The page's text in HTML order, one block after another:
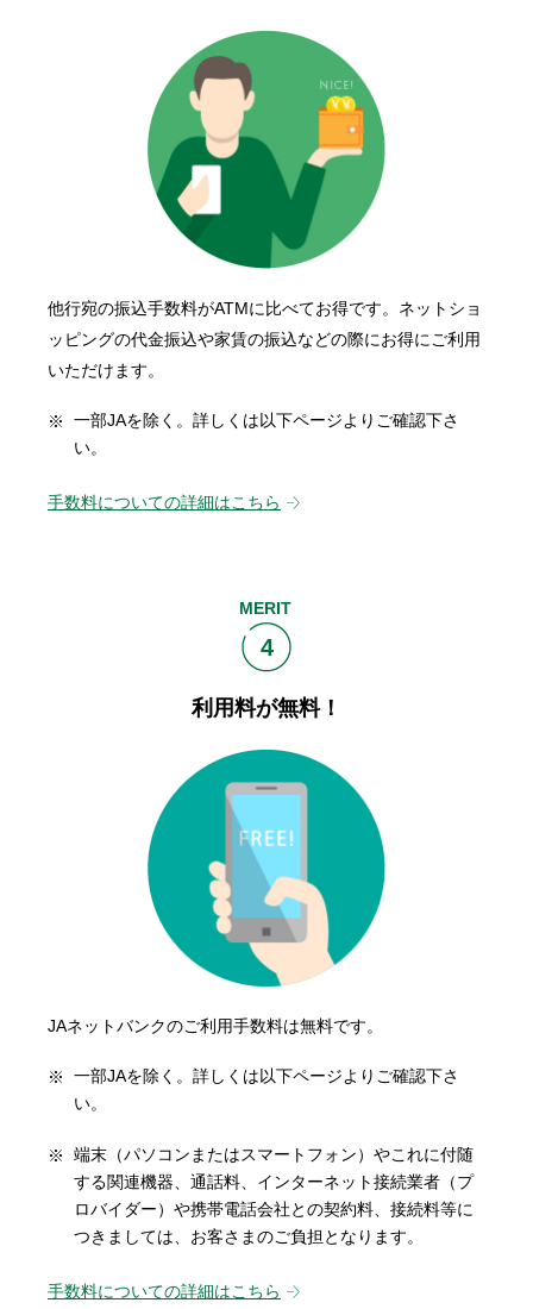
他行宛の振込手数料がATMに比べてお得です。ネットショ
ッピングの代金振込や家賃の振込などの際にお得にご利用
いただけます。
一部JAを除く。詳しくは以下ページよりご確認下さ
い。
手数料についての詳細はこちら
MERIT
4
利用料が無料！
JAネットバンクのご利用手数料は無料です。
一部JAを除く。詳しくは以下ページよりご確認下さ
い。
端末（パソコンまたはスマートフォン）やこれに付随
する関連機器、通話料、インターネット接続業者（プ
ロバイダー）や携帯電話会社との契約料、接続料等に
つきましては、お客さまのご負担となります。
手数料についての詳細はこちら